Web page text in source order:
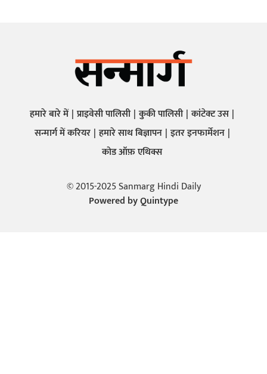
हमारे बारे में प्राइवेसी पालिसी कुकी पालिसी कांटेक्ट उस
सन्मार्ग में करियर हमारे साथ बिज्ञापन इतर इनफार्मेशन
कोड ऑफ़ एथिक्स
© 2015-2025 Sanmarg Hindi Daily
Powered byQuintype